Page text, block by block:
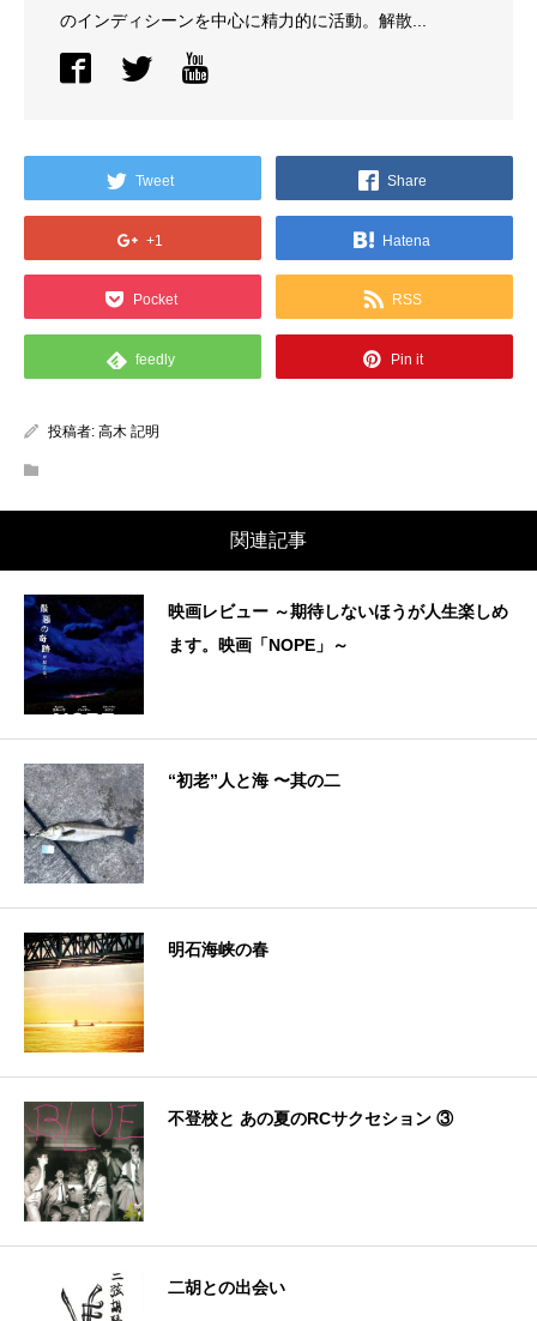
のインディシーンを中心に精力的に活動。解散...
Tweet Share
+1 Hatena
Pocket RSS
feedly Pin it
投稿者: 高木 記明
関連記事
映画レビュー ～期待しないほうが人生楽しめ
ます。映画「NOPE」～
“初老”人と海 〜其の二
明石海峡の春
不登校と あの夏のRCサクセション ③
二胡との出会い